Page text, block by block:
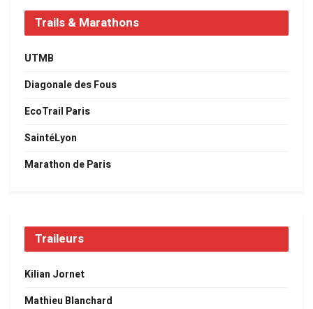
Trails & Marathons
UTMB
Diagonale des Fous
EcoTrail Paris
SaintéLyon
Marathon de Paris
Traileurs
Kilian Jornet
Mathieu Blanchard